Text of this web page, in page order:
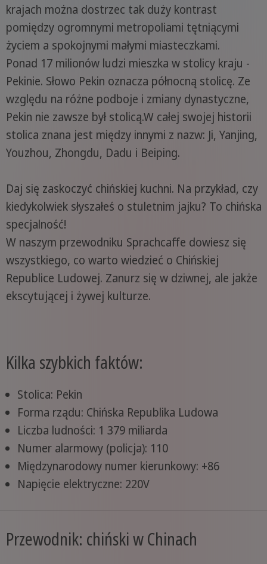
krajach można dostrzec tak duży kontrast
pomiędzy ogromnymi metropoliami tętniącymi
życiem a spokojnymi małymi miasteczkami.
Ponad 17 milionów ludzi mieszka w stolicy kraju -
Pekinie. Słowo Pekin oznacza północną stolicę. Ze
względu na różne podboje i zmiany dynastyczne,
Pekin nie zawsze był stolicą.W całej swojej historii
stolica znana jest między innymi z nazw: Ji, Yanjing,
Youzhou, Zhongdu, Dadu i Beiping.
Daj się zaskoczyć chińskiej kuchni. Na przykład, czy
kiedykolwiek słyszałeś o stuletnim jajku? To chińska
specjalność!
W naszym przewodniku Sprachcaffe dowiesz się
wszystkiego, co warto wiedzieć o Chińskiej
Republice Ludowej. Zanurz się w dziwnej, ale jakże
ekscytującej i żywej kulturze.
Kilka szybkich faktów:
Stolica: Pekin
Forma rządu: Chińska Republika Ludowa
Liczba ludności: 1 379 miliarda
Numer alarmowy (policja): 110
Międzynarodowy numer kierunkowy: +86
Napięcie elektryczne: 220V
Przewodnik: chiński w Chinach